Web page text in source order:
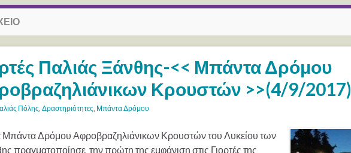
Παλιάς Ξάνθης-<< Μπάντα Δρόμου
Κρουστών >>(4/9/2017)
Πόλης, Δραστηριότητες, Μπάντα Δρόμου
Μπάντα Δρόμου Αφροβραζηλιάνικων Κρουστών του Λυκείου των
πραγματοποίησε την πρώτη της εμφάνιση στις Γιορτές της